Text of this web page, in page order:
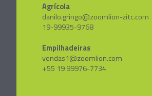
Agrícola
danilo.gringo@zoomlion-zitc.com
19-99935-9768
Empilhadeiras
vendas1@zoomlion.com
+55 19 99976-7734